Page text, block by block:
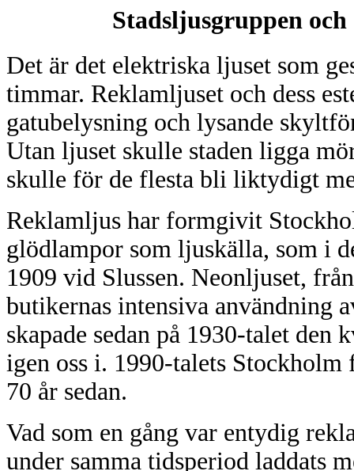
Stadsljusgruppen
Det är det elektriska ljuset som
timmar. Reklamljuset och dess
gatubelysning och lysande
Utan ljuset skulle staden ligga
skulle för de flesta bli liktydigt
Reklamljus har formgivit
glödlampor som ljuskälla, som i
1909 vid Slussen. Neonljuset,
butikernas intensiva användning
skapade sedan på 1930-talet den
igen oss i. 1990-talets
70 år sedan.
Vad som en gång var entydig
under samma tidsperiod laddats